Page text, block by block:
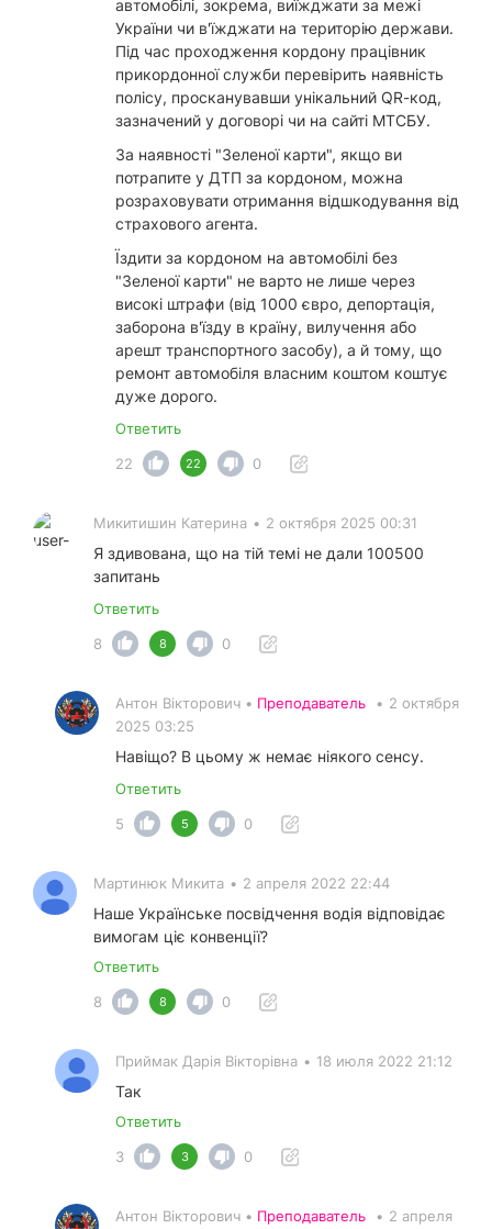
автомобілі, зокрема, виїжджати за межі
України чи в'їжджати на територію держави.
Під час проходження кордону працівник
прикордонної служби перевірить наявність
полісу, просканувавши унікальний QR-код,
зазначений у договорі чи на сайті МТСБУ.
За наявності "Зеленої карти", якщо ви
потрапите у ДТП за кордоном, можна
розраховувати отримання відшкодування від
страхового агента.
Їздити за кордоном на автомобілі без
"Зеленої карти" не варто не лише через
високі штрафи (від 1000 євро, депортація,
заборона в'їзду в країну, вилучення або
арешт транспортного засобу), а й тому, що
ремонт автомобіля власним коштом коштує
дуже дорого.
Ответить
22
22 0
Микитишин Катерина • 2 октября 2025 00:31
Я здивована, що на тій темі не дали 100500
запитань
Ответить
8
8 0
Антон Вікторович • Преподаватель • 2 октября
2025 03:25
Навіщо? В цьому ж немає ніякого сенсу.
Ответить
5
5 0
Мартинюк Микита • 2 апреля 2022 22:44
Наше Українське посвідчення водія відповідає
вимогам ціє конвенції?
Ответить
8
8 0
Приймак Дарія Вікторівна • 18 июля 2022 21:12
Так
Ответить
3
3 0
Антон Вікторович • Преподаватель • 2 апреля